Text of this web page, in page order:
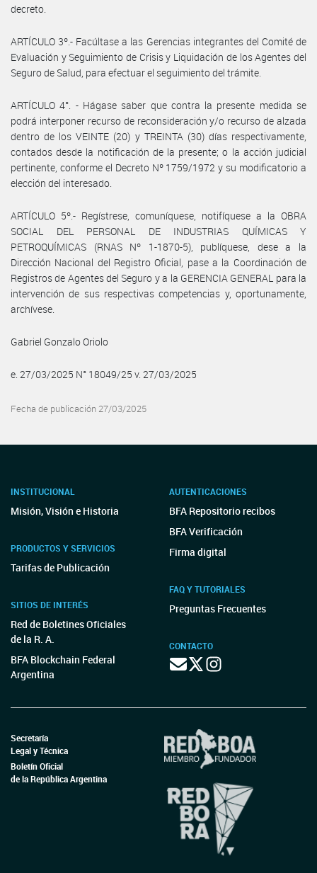
decreto.
ARTÍCULO 3º.- Facúltase a las Gerencias integrantes del Comité de
Evaluación y Seguimiento de Crisis y Liquidación de los Agentes del
Seguro de Salud, para efectuar el seguimiento del trámite.
ARTÍCULO 4°. - Hágase saber que contra la presente medida se
podrá interponer recurso de reconsideración y/o recurso de alzada
dentro de los VEINTE (20) y TREINTA (30) días respectivamente,
contados desde la notificación de la presente; o la acción judicial
pertinente, conforme el Decreto Nº 1759/1972 y su modificatorio a
elección del interesado.
ARTÍCULO 5º.- Regístrese, comuníquese, notifíquese a la OBRA
SOCIAL DEL PERSONAL DE INDUSTRIAS QUÍMICAS Y
PETROQUÍMICAS (RNAS Nº 1-1870-5), publíquese, dese a la
Dirección Nacional del Registro Oficial, pase a la Coordinación de
Registros de Agentes del Seguro y a la GERENCIA GENERAL para la
intervención de sus respectivas competencias y, oportunamente,
archívese.
Gabriel Gonzalo Oriolo
e. 27/03/2025 N° 18049/25 v. 27/03/2025
Fecha de publicación 27/03/2025
INSTITUCIONAL
Misión, Visión e Historia
PRODUCTOS Y SERVICIOS
Tarifas de Publicación
SITIOS DE INTERÉS
Red de Boletines Oficiales
de la R. A.
BFA Blockchain Federal
Argentina
AUTENTICACIONES
BFA Repositorio recibos
BFA Verificación
Firma digital
FAQ Y TUTORIALES
Preguntas Frecuentes
CONTACTO
Secretaría
Legal y Técnica
Boletín Oficial
de la República Argentina